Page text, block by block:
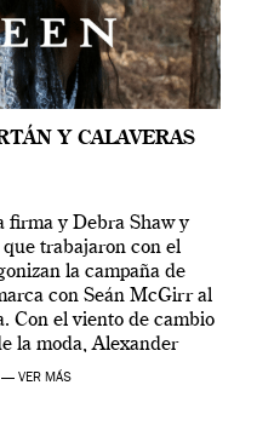
Y CALAVERAS
firma y Debra Shaw y
trabajaron con el
la campaña de
con Seán McGirr al
Con el viento de cambio
la moda, Alexander
para una […]
— VER MÁS